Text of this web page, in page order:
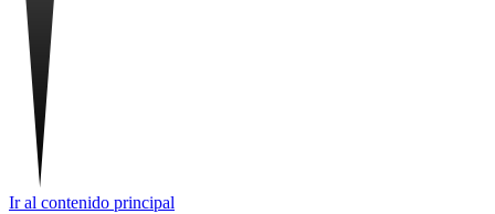
Ir al contenido principal